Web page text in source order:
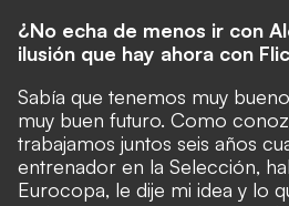
¿No echa de menos ir con
ilusión que hay ahora con
Sabía que tenemos muy
muy buen futuro. Como
trabajamos juntos seis años
entrenador en la Selección,
Eurocopa, le dije mi idea y lo